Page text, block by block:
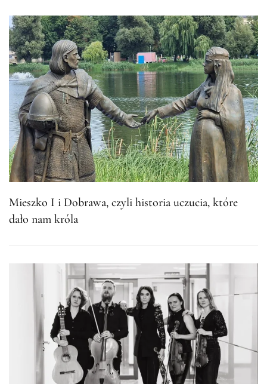
Mieszko I i Dobrawa, czyli historia uczucia, które
dało nam króla